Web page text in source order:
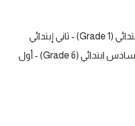
الصفوف الدراسية في المدرسة: روضة (KG 1) - روضة 2 (KG 2) - تمهيدي (KG3) - أولى ابتدائي (Grade 1) - ثاني إبتدائي
(Grade 2) - ثالث إبتدائي (Grade 3) - رابع ابتدائي (Grade 4) - خامس إبتدائي (Grade 5) - سادس ابتدائي (Grade 6) - أول